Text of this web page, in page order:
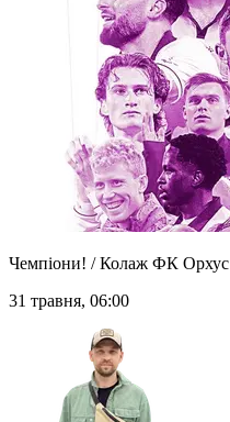
Чемпіони! / Колаж ФК Орхус
31 травня, 06:00